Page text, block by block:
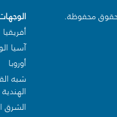
أفريقيا
آسيا
أوروبا
شبه
الهندية
الشرق